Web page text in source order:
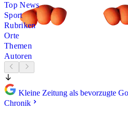
Top News
Sport
Rubriken
Orte
Themen
Autoren
Kleine Zeitung als bevorzugte
Chronik